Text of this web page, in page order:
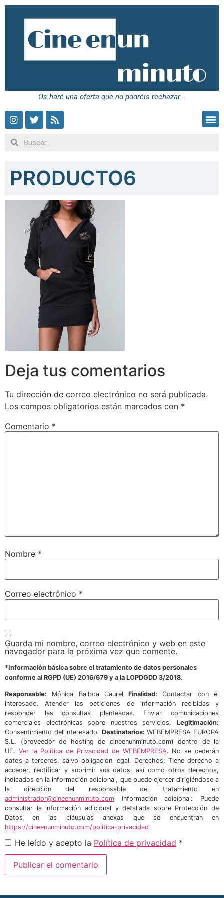
Os haré una oferta que no podréis rechazar...
PRODUCTO6
Deja tus comentarios
Tu dirección de correo electrónico no será publicada.
Los campos obligatorios están marcados con *
Comentario *
Nombre *
Correo electrónico *
Guarda mi nombre, correo electrónico y web en este
navegador para la próxima vez que comente.
*Información básica sobre el tratamiento de datos personales
conforme al RGPD (UE) 2016/679 y a la LOPDGDD 3/2018.
Responsable: Mónica Balboa CaurelFinalidad: Contactar con el
interesado. Atender las peticiones de información recibidas y
responder las consultas planteadas. Enviar comunicaciones
comerciales electrónicas sobre nuestros servicios. Legitimación:
Consentimiento del interesado. Destinatarios: WEBEMPRESA EUROPA
S.L. (proveedor de hosting de cineenunminuto.com) dentro de la
UE. Ver la Política de Privacidad de WEBEMPRESA. No se cederán
datos a terceros, salvo obligación legal. Derechos: Tiene derecho a
acceder, rectificar y suprimir sus datos, así como otros derechos,
indicados en la información adicional, que puede ejercer dirigiéndose a
la dirección del responsable del tratamiento en
administrador@cineenunminuto.com Información adicional: Puede
consultar la información adicional y detallada sobre Protección de
Datos en las cláusulas anexas que se encuentran en
https://cineenunminuto.com/politica-privacidad
He leído y acepto la Política de privacidad *